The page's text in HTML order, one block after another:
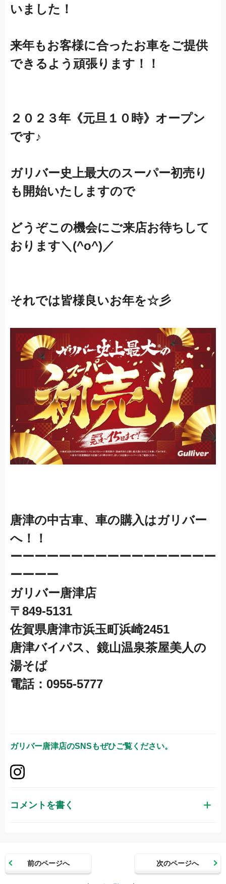
いました！
来年もお客様に合ったお車をご提供
できるよう頑張ります！！
２０２３年《元旦１０時》オープン
です♪
ガリバー史上最大のスーパー初売り
も開始いたしますので
どうぞこの機会にご来店お待ちして
おります＼(^o^)／
それでは皆様良いお年を☆彡
唐津の中古車、車の購入はガリバー
へ！！
ーーーーーーーーーーーーーーーーー
ーーーー
ガリバー唐津店
〒849-5131
佐賀県唐津市浜玉町浜崎2451
唐津バイパス、鏡山温泉茶屋美人の
湯そば
電話：0955-5777
ガリバー唐津店のSNSもぜひご覧ください。
コメントを書く
メールアドレス（半角英数）
前のページへ 次のページへ